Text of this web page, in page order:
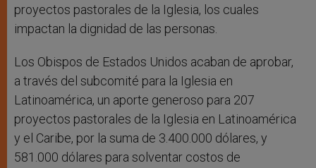
proyectos pastorales de la Iglesia, los cuales
impactan la dignidad de las personas.
Los Obispos de Estados Unidos acaban de aprobar,
a través del subcomité para la Iglesia en
Latinoamérica, un aporte generoso para 207
proyectos pastorales de la Iglesia en Latinoamérica
y el Caribe, por la suma de 3.400.000 dólares, y
581.000 dólares para solventar costos de